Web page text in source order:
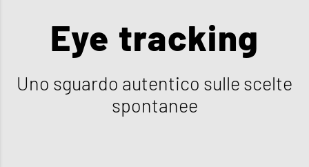
Eye tracking
Uno sguardo autentico sulle scelte
spontanee